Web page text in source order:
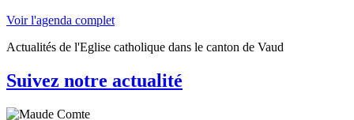
Voir l'agenda complet
Actualités de l'Eglise catholique dans le canton de Vaud
Suivez notre actualité